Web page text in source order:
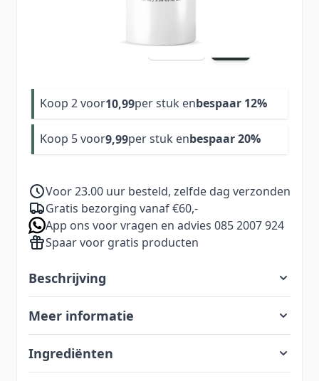
Koop 2 voor10,99per stuk enbespaar 12%
Koop 5 voor9,99per stuk enbespaar20%
Voor 23.00 uur besteld, zelfde dag verzonden
Gratis bezorging vanaf €60,-
App ons voor vragen en advies 085 2007 924
Spaar voor gratis producten
Beschrijving
Meer informatie
Ingrediënten